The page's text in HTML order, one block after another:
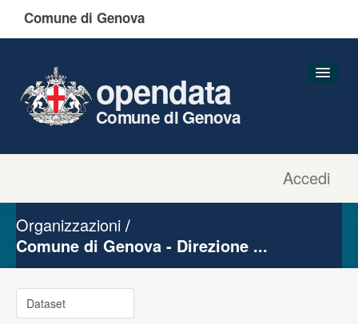
Comune di Genova
Accedi
opendata
Comune di Genova
Gruppi
Organizzazioni
Comune di Genova - Direzione ...
Dataset